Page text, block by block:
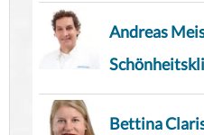
Andreas
Bettina